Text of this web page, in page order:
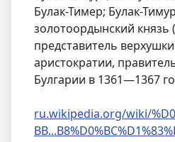
Булак-Тимер; Булак-
золотоордынский князь
представитель
аристократии,
Булгарии в 1361—1367
ru.wikipedia.org/wiki/